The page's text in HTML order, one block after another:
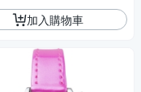
加入購物車